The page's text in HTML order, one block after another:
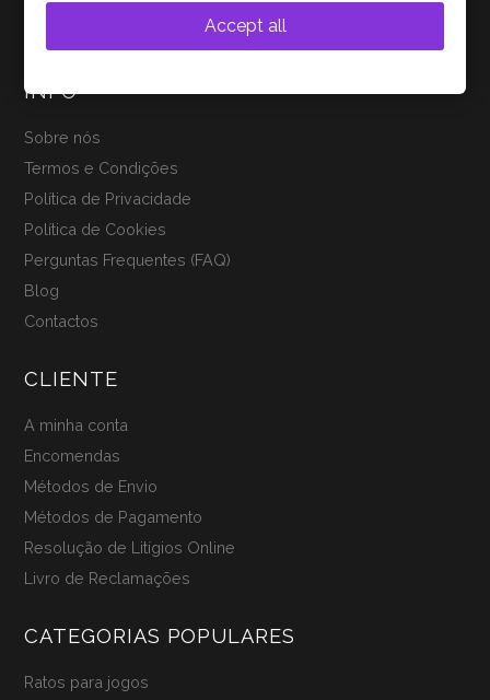
INFO
Sobre nós
Termos e Condições
Política de Privacidade
Política de Cookies
Perguntas Frequentes (FAQ)
Blog
Contactos
CLIENTE
A minha conta
Encomendas
Métodos de Envio
Métodos de Pagamento
Resolução de Litígios Online
Livro de Reclamações
CATEGORIAS POPULARES
Ratos para jogos
Accept all